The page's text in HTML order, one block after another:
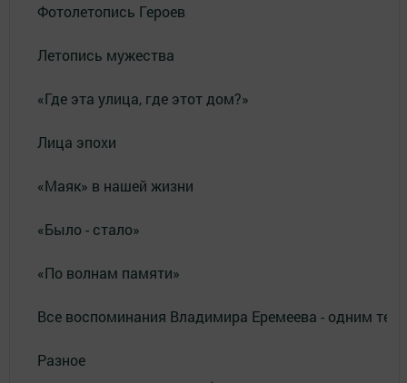
Фотолетопись Героев
Летопись мужества
«Где эта улица, где этот дом?»
Лица эпохи
«Маяк» в нашей жизни
«Было - стало»
«По волнам памяти»
Все воспоминания Владимира Еремеева - одним
Разное